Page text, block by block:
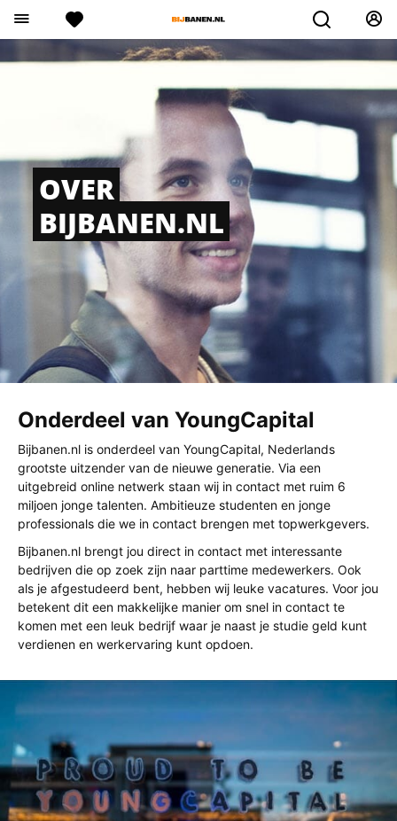
OVER
BIJBANEN.NL
Onderdeel van YoungCapital
Bijbanen.nl is onderdeel van YoungCapital, Nederlands
grootste uitzender van de nieuwe generatie. Via een
uitgebreid online netwerk staan wij in contact met ruim 6
miljoen jonge talenten. Ambitieuze studenten en jonge
professionals die we in contact brengen met topwerkgevers.
Bijbanen.nl brengt jou direct in contact met interessante
bedrijven die op zoek zijn naar parttime medewerkers. Ook
als je afgestudeerd bent, hebben wij leuke vacatures. Voor jou
betekent dit een makkelijke manier om snel in contact te
komen met een leuk bedrijf waar je naast je studie geld kunt
verdienen en werkervaring kunt opdoen.